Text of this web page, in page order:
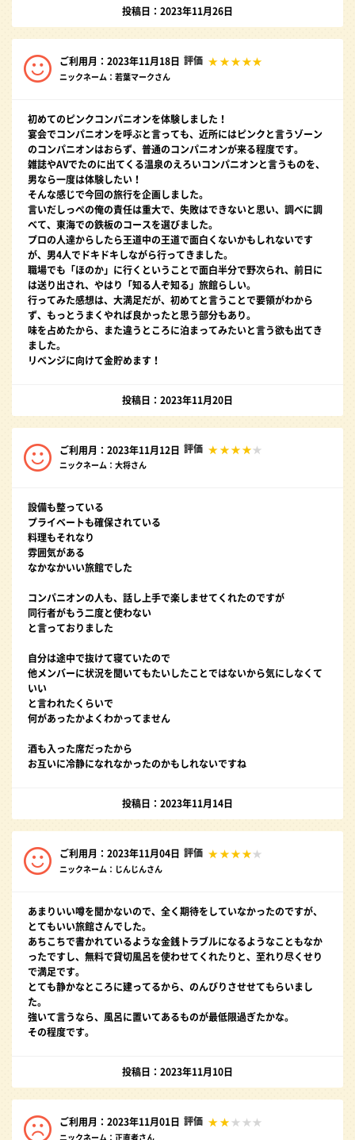
投稿日：2023年11月26日
ご利用月：2023年11月18日 評価
ニックネーム：若葉マークさん
初めてのピンクコンパニオンを体験しました！
宴会でコンパニオンを呼ぶと言っても、近所にはピンクと言うゾーン
のコンパニオンはおらず、普通のコンパニオンが来る程度です。
雑誌やAVでたのに出てくる温泉のえろいコンパニオンと言うものを、
男なら一度は体験したい！
そんな感じで今回の旅行を企画しました。
言いだしっぺの俺の責任は重大で、失敗はできないと思い、調べに調
べて、東海での鉄板のコースを選びました。
プロの人達からしたら王道中の王道で面白くないかもしれないです
が、男4人でドキドキしながら行ってきました。
職場でも「ほのか」に行くということで面白半分で野次られ、前日に
は送り出され、やはり「知る人ぞ知る」旅館らしい。
行ってみた感想は、大満足だが、初めてと言うことで要領がわから
ず、もっとうまくやれば良かったと思う部分もあり。
味を占めたから、また違うところに泊まってみたいと言う欲も出てき
ました。
リベンジに向けて金貯めます！
投稿日：2023年11月20日
ご利用月：2023年11月12日 評価
ニックネーム：大将さん
設備も整っている
プライベートも確保されている
料理もそれなり
雰囲気がある
なかなかいい旅館でした
コンパニオンの人も、話し上手で楽しませてくれたのですが
同行者がもう二度と使わない
と言っておりました
自分は途中で抜けて寝ていたので
他メンバーに状況を聞いてもたいしたことではないから気にしなくて
いい
と言われたくらいで
何があったかよくわかってません
酒も入った席だったから
お互いに冷静になれなかったのかもしれないですね
投稿日：2023年11月14日
ご利用月：2023年11月04日 評価
ニックネーム：じんじんさん
あまりいい噂を聞かないので、全く期待をしていなかったのですが、
とてもいい旅館さんでした。
あちこちで書かれているような金銭トラブルになるようなこともなか
ったですし、無料で貸切風呂を使わせてくれたりと、至れり尽くせり
で満足です。
とても静かなところに建ってるから、のんびりさせせてもらいまし
た。
強いて言うなら、風呂に置いてあるものが最低限過ぎたかな。
その程度です。
投稿日：2023年11月10日
ご利用月：2023年11月01日 評価
ニックネーム：正直者さん